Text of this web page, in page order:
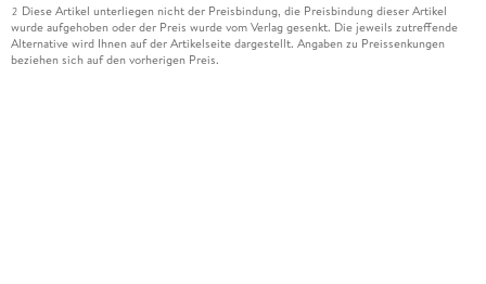
2 Diese Artikel unterliegen nicht der Preisbindung, die Preisbindung dieser Artikel
wurde aufgehoben oder der Preis wurde vom Verlag gesenkt. Die jeweils zutreffende
Alternative wird Ihnen auf der Artikelseite dargestellt. Angaben zu Preissenkungen
beziehen sich auf den vorherigen Preis.